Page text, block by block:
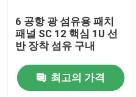
6 공항 광 섬유용 패치
패널 SC 12 핵심 1U 선
반 장착 섬유 구내
최고의 가격